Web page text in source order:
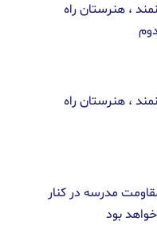
، هنرستان راه
، هنرستان راه
مدرسه در کنار
بود